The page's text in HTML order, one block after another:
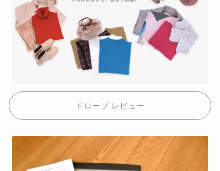
ドローブ レビュー